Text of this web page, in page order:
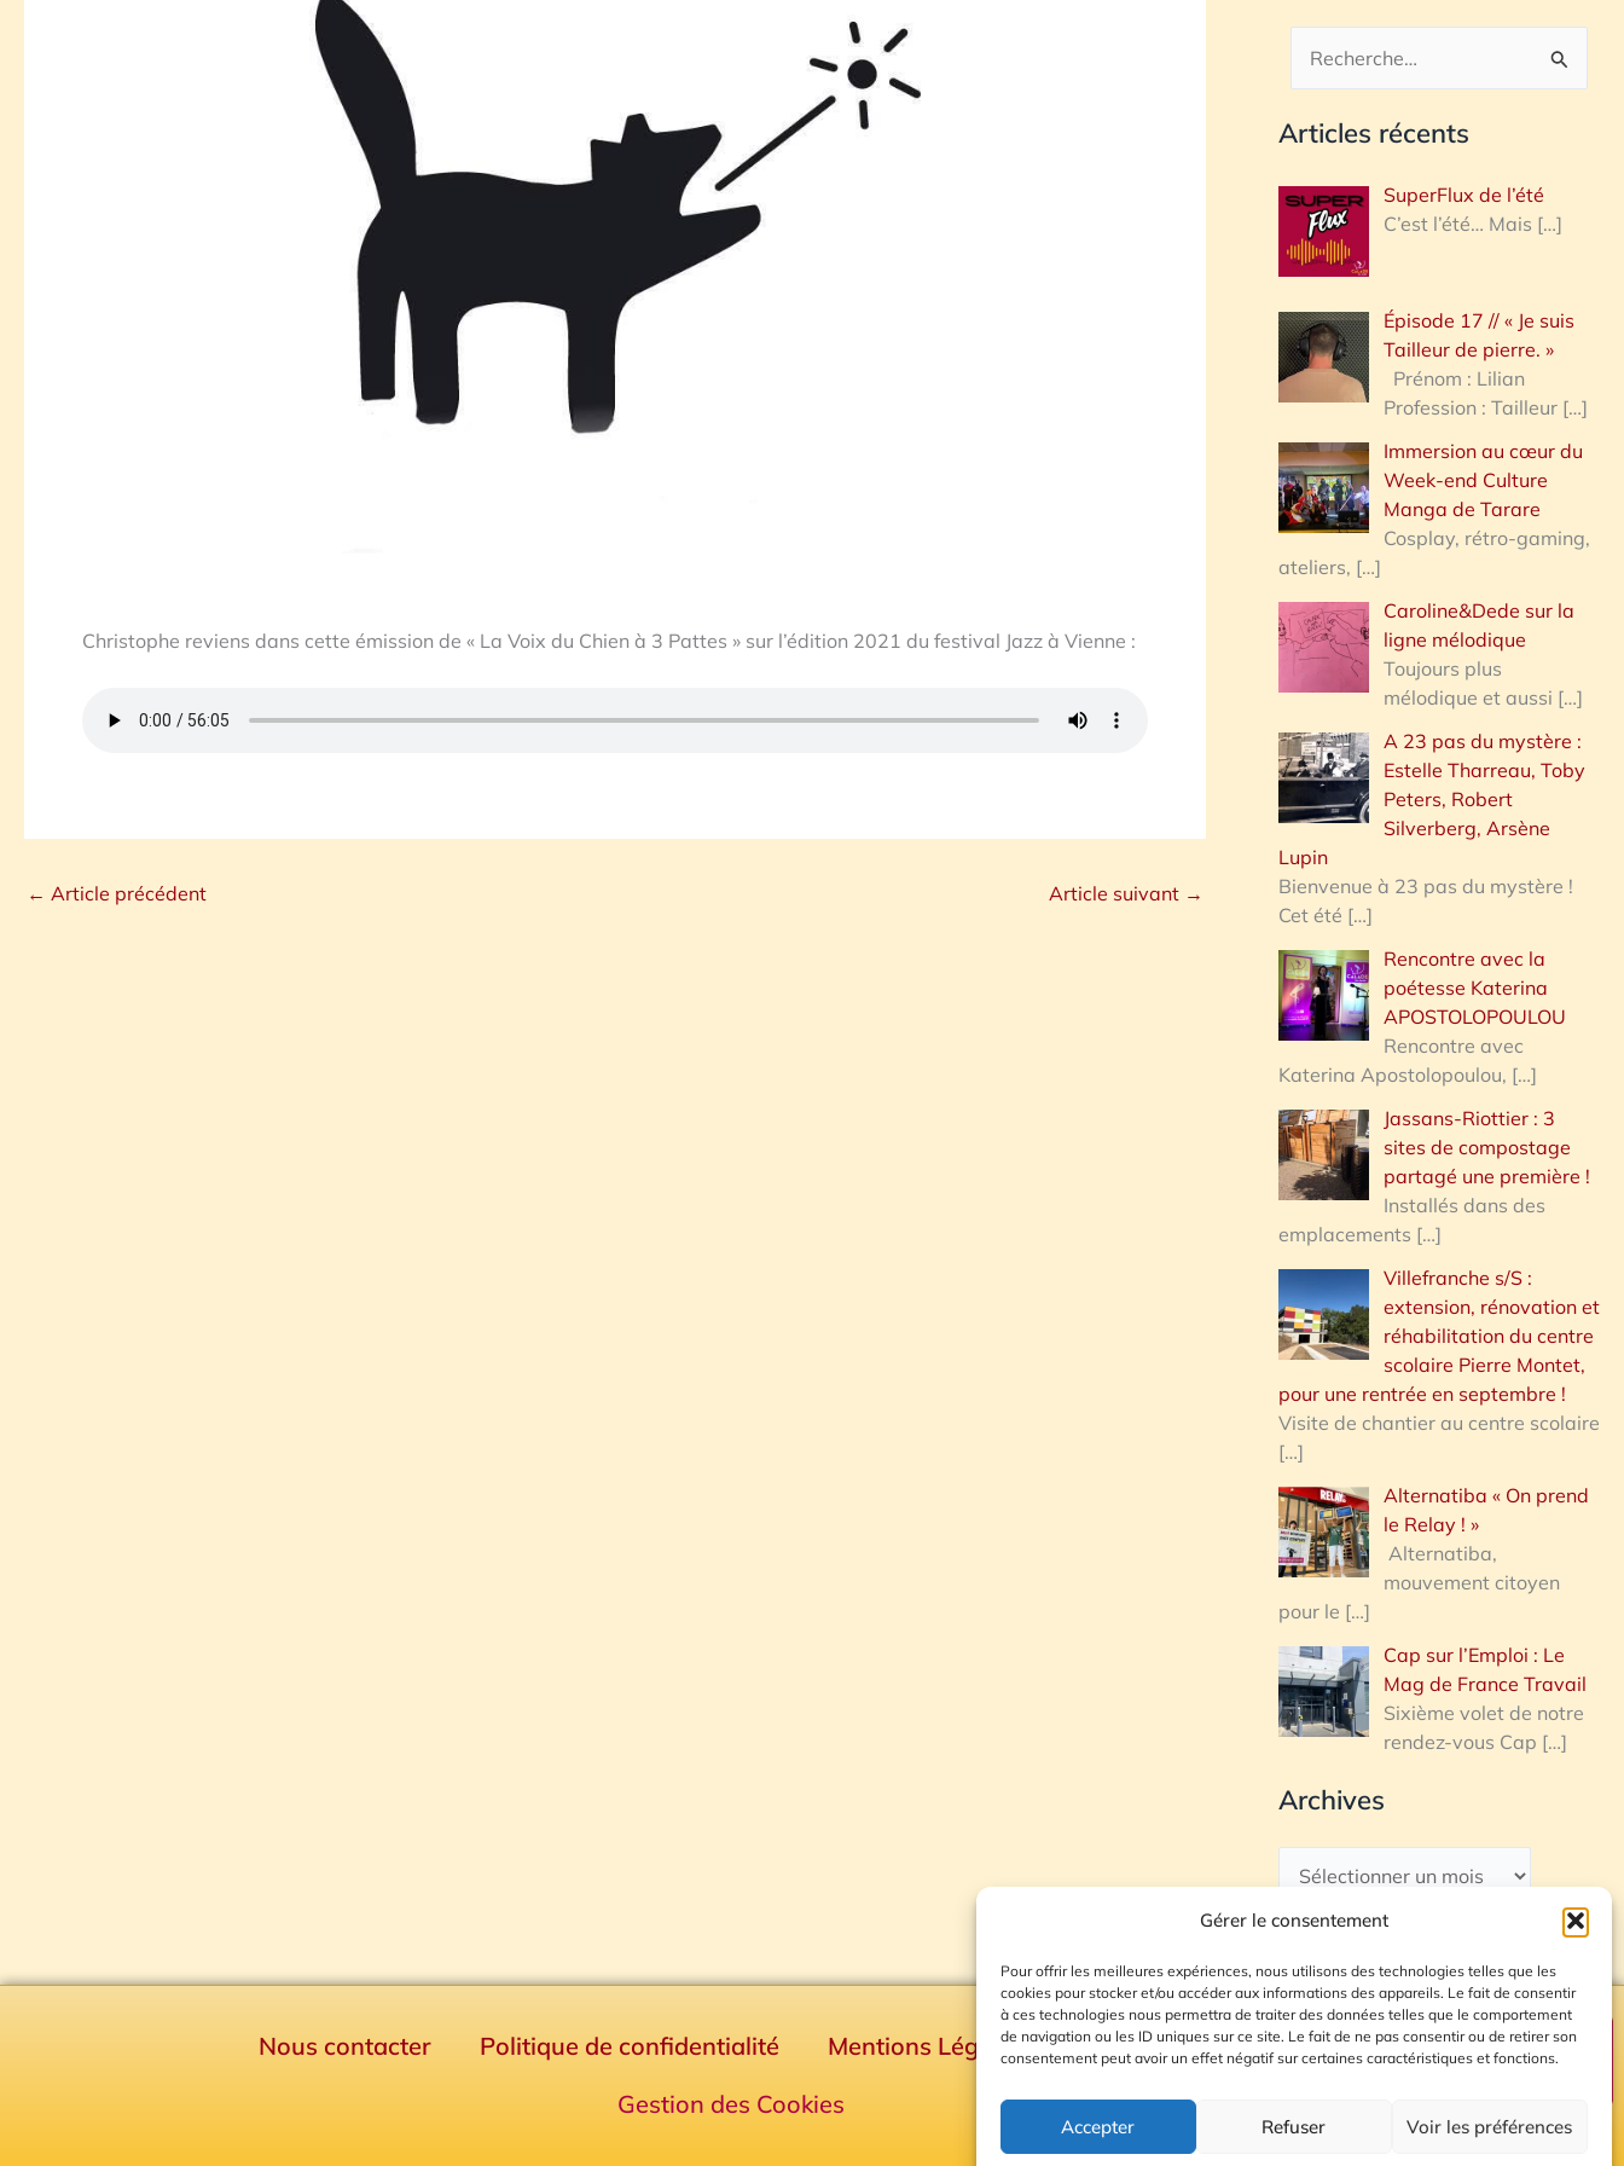
Gérer le consentement
Pour offrir les meilleures expériences, nous utilisons des technologies telles que les
cookies pour stocker et/ou accéder aux informations des appareils. Le fait de consentir
à ces technologies nous permettra de traiter des données telles que le comportement
de navigation ou les ID uniques sur ce site. Le fait de ne pas consentir ou de retirer son
consentement peut avoir un effet négatif sur certaines caractéristiques et fonctions.
Accepter Refuser Voir les préférences
Christophe reviens dans cette émission de « La Voix du Chien à 3 Pattes » sur l’édition 2021 du festival Jazz à Vienne :
← Article précédent Article suivant →
c
h
r
h
e
:
Articles récents
SuperFlux de l’été
C’est l’été… Mais […]
Épisode 17 // « Je suis
Tailleur de pierre. »
Prénom : Lilian
Profession : Tailleur […]
Immersion au cœur du
Week-end Culture
Manga de Tarare
Cosplay, rétro-gaming,
ateliers, […]
Caroline&Dede sur la
ligne mélodique
Toujours plus
mélodique et aussi […]
A 23 pas du mystère :
Estelle Tharreau, Toby
Peters, Robert
Silverberg, Arsène
Lupin
Bienvenue à 23 pas du mystère !
Cet été […]
Rencontre avec la
poétesse Katerina
APOSTOLOPOULOU
Rencontre avec
Katerina Apostolopoulou, […]
Jassans-Riottier : 3
sites de compostage
partagé une première !
Installés dans des
emplacements […]
Villefranche s/S :
extension, rénovation et
réhabilitation du centre
scolaire Pierre Montet,
pour une rentrée en septembre !
Visite de chantier au centre scolaire
[…]
Alternatiba « On prend
le Relay ! »
Alternatiba,
mouvement citoyen
pour le […]
Cap sur l’Emploi : Le
Mag de France Travail
Sixième volet de notre
rendez-vous Cap […]
Archives
Nous contacter Politique de confidentialité Mentions Légales
Plan du site
Gestion des Cookies